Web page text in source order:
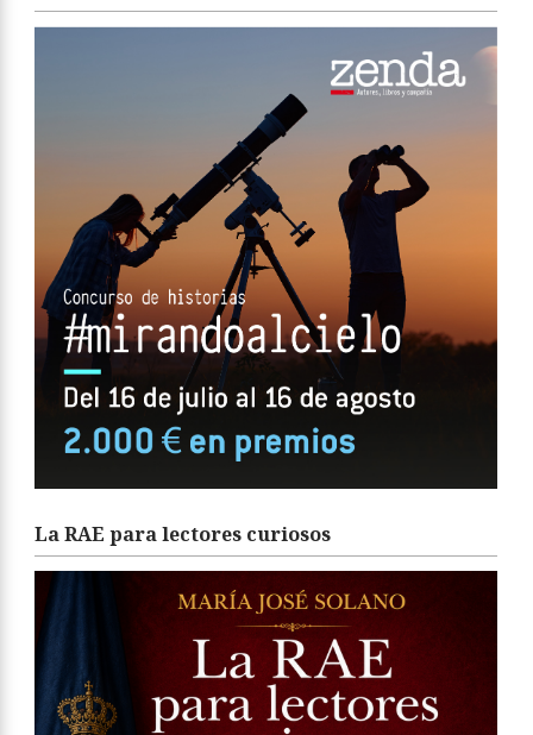
La RAE para lectores curiosos